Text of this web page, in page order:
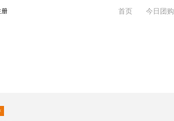
册 首页 今日团购